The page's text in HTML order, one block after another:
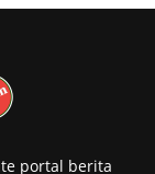
portal berita